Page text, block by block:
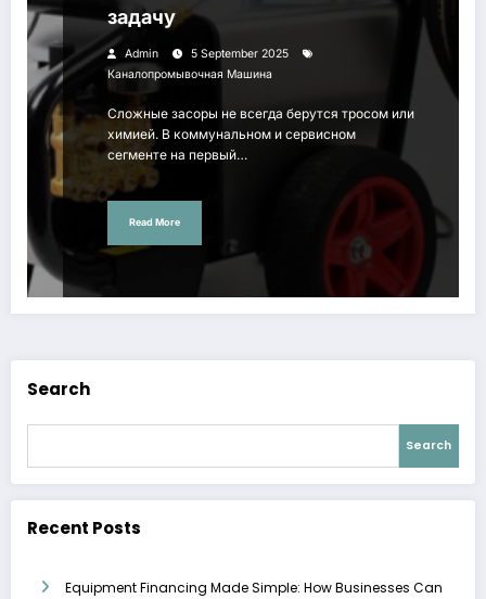
задачу
Admin
5 September 2025
Каналопромывочная Машина
Сложные засоры не всегда берутся тросом или
химией. В коммунальном и сервисном
сегменте на первый…
Read More
Search
Search
Recent Posts
Equipment Financing Made Simple: How Businesses Can